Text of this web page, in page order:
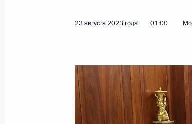
Пресс-конференция по
4 сентября 2023 года, 17:05
23 августа 2023 года 01:00